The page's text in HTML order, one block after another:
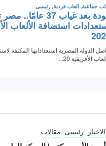
الاخبار رئيسى مقالات